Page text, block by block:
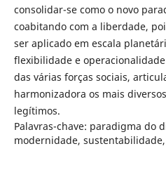
consolidar-se como o novo
coabitando com a liberdade,
ser aplicado em escala
flexibilidade e
das várias forças sociais,
harmonizadora os mais
legítimos.
Palavras-chave: paradigma do
modernidade,